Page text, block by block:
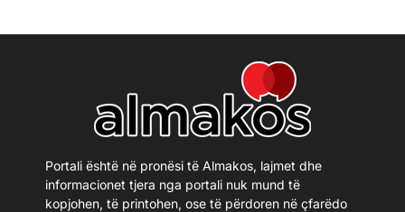
Portali është në pronësi të Almakos, lajmet dhe
informacionet tjera nga portali nuk mund të
kopjohen, të printohen, ose të përdoren në çfarëdo